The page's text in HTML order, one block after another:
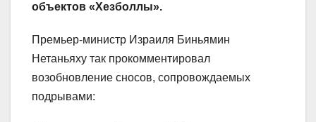
объектов «Хезболлы».
Премьер-министр Израиля Биньямин
Нетаньяху так прокомментировал
возобновление сносов, сопровождаемых
подрывами: